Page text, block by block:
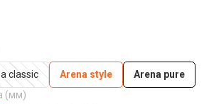
classic Arena style
Arena pure
(мм)